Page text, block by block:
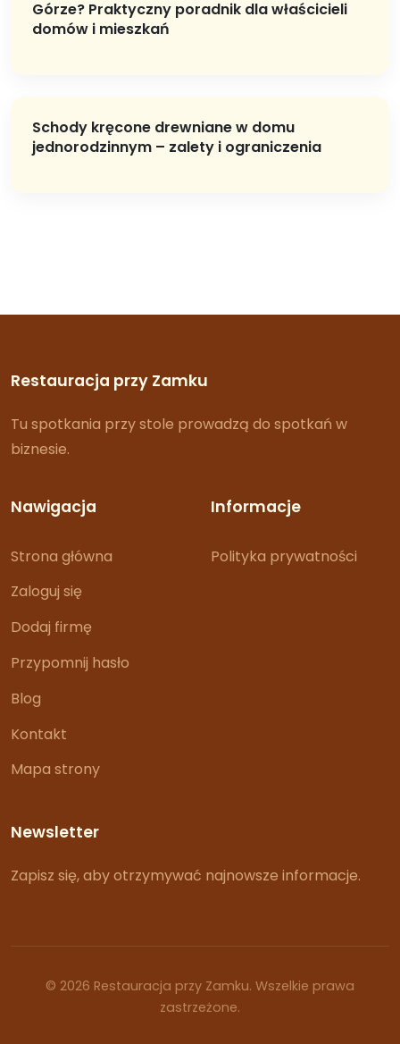
Górze? Praktyczny poradnik dla właścicieli
domów i mieszkań
Schody kręcone drewniane w domu
jednorodzinnym – zalety i ograniczenia
Restauracja przy Zamku
Tu spotkania przy stole prowadzą do spotkań w
biznesie.
Nawigacja
Strona główna
Zaloguj się
Dodaj firmę
Przypomnij hasło
Blog
Kontakt
Mapa strony
Informacje
Polityka prywatności
Newsletter
Zapisz się, aby otrzymywać najnowsze informacje.
© 2026 Restauracja przy Zamku. Wszelkie prawa
zastrzeżone.